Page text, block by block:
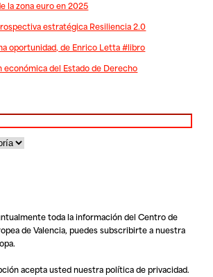
la zona euro en 2025
estratégica Resiliencia 2.0
oportunidad, de Enrico Letta #libro
económica del Estado de Derecho
toda la información del Centro de
de Valencia, puedes subscribirte a nuestra
acepta usted nuestrapolítica de privacidad.